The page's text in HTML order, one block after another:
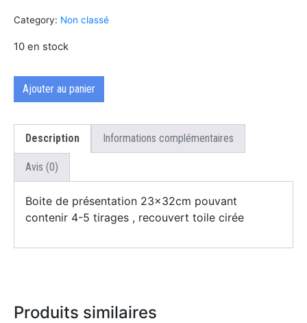
Category: Non classé
10 en stock
Ajouter au panier
Description Informations complémentaires
Avis (0)
Boite de présentation 23x32cm pouvant
contenir 4-5 tirages , recouvert toile cirée
Produits similaires